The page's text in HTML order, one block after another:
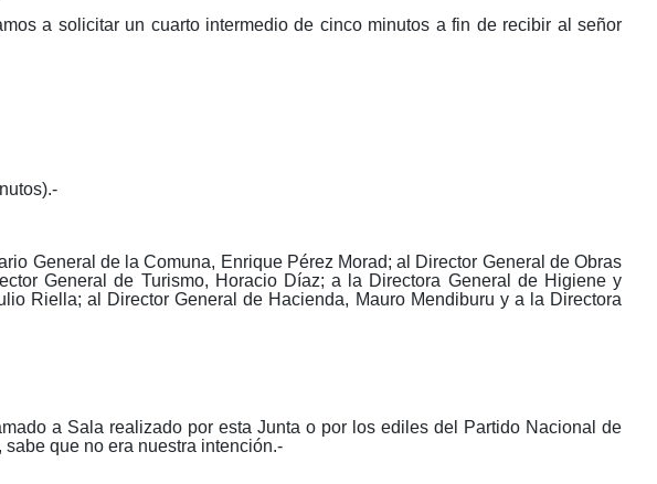
a solicitar un cuarto intermedio de cinco minutos a fin de recibir al señor
General de la Comuna, Enrique Pérez Morad; al Director General de Obras
General de Turismo, Horacio Díaz; a la Directora General de Higiene y
Riella; al Director General de Hacienda, Mauro Mendiburu y a la Directora
a Sala realizado por esta Junta o por los ediles del Partido Nacional de
que no era nuestra intención.-